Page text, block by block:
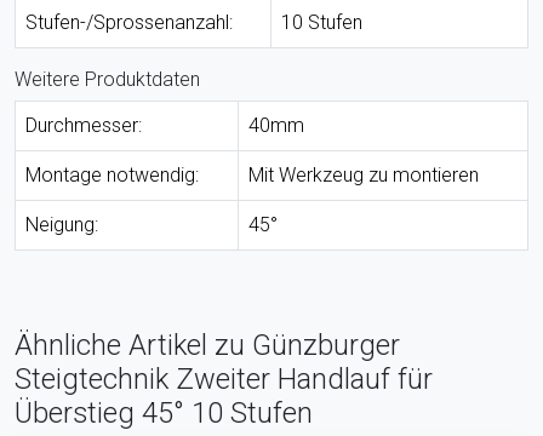
Stufen-/Sprossenanzahl: 10 Stufen
Weitere Produktdaten
Durchmesser:
40mm
Montage notwendig: Mit Werkzeug zu montieren
Neigung: 45°
Ähnliche Artikel zu Günzburger
Steigtechnik Zweiter Handlauf für
Überstieg 45° 10 Stufen